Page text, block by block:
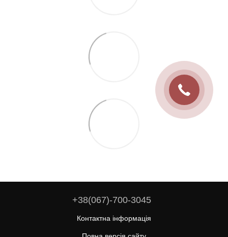
+38(067)-700-3045
Контактна інформація